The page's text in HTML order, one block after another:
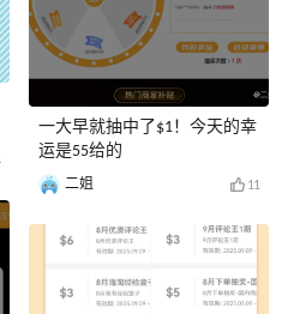
一大早就抽中了$1！今天的幸
运是55给的
二姐 11